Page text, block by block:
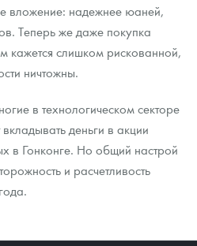
вложение: надежнее юаней,
Теперь же даже покупка
кажется слишком рискованной,
ничтожны.
в технологическом секторе
деньги в акции
в Гонконге. Но общий настрой
и расчетливость